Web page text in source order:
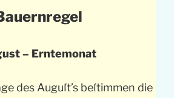
– Erntemonat
des Auguſt’s beſtimmen die